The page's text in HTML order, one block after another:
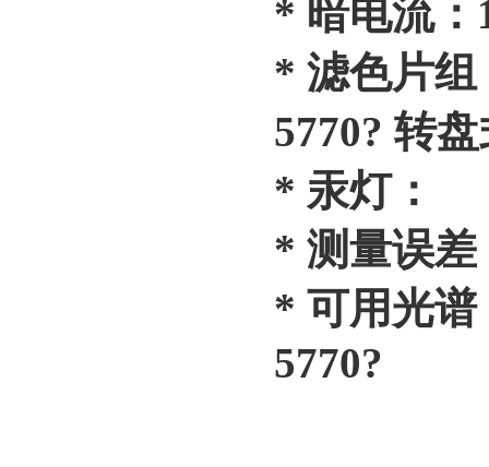
* 暗电流：
* 滤色片组
5770? 转
* 汞灯：
* 测量误差
* 可用光谱
5770?